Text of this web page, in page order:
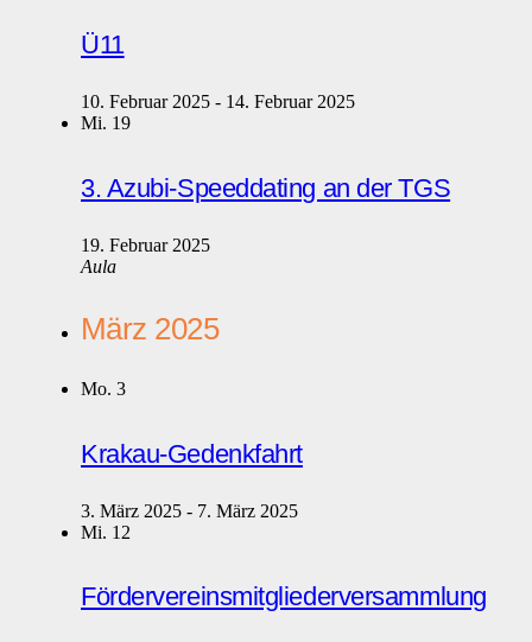
Ü11
10. Februar 2025 - 14. Februar 2025
Mi. 19
3. Azubi-Speeddating an der TGS
19. Februar 2025
Aula
März 2025
Mo. 3
Krakau-Gedenkfahrt
3. März 2025 - 7. März 2025
Mi. 12
Fördervereinsmitgliederversammlung